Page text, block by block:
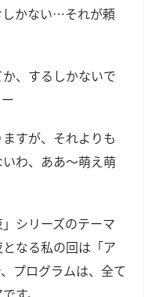
しかない…それが頼
、するしかないで
すが、それよりも
わ、ああ～萌え萌
シリーズのテーマ
なる私の回は「ア
プログラムは、全て